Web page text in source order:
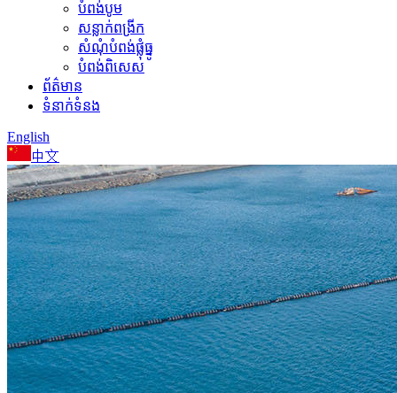
បំពង់បូម
សន្លាក់ពង្រីក
សំណុំបំពង់ផ្លុំធ្នូ
បំពង់ពិសេស
ព័ត៌មាន
ទំនាក់ទំនង
English
中文